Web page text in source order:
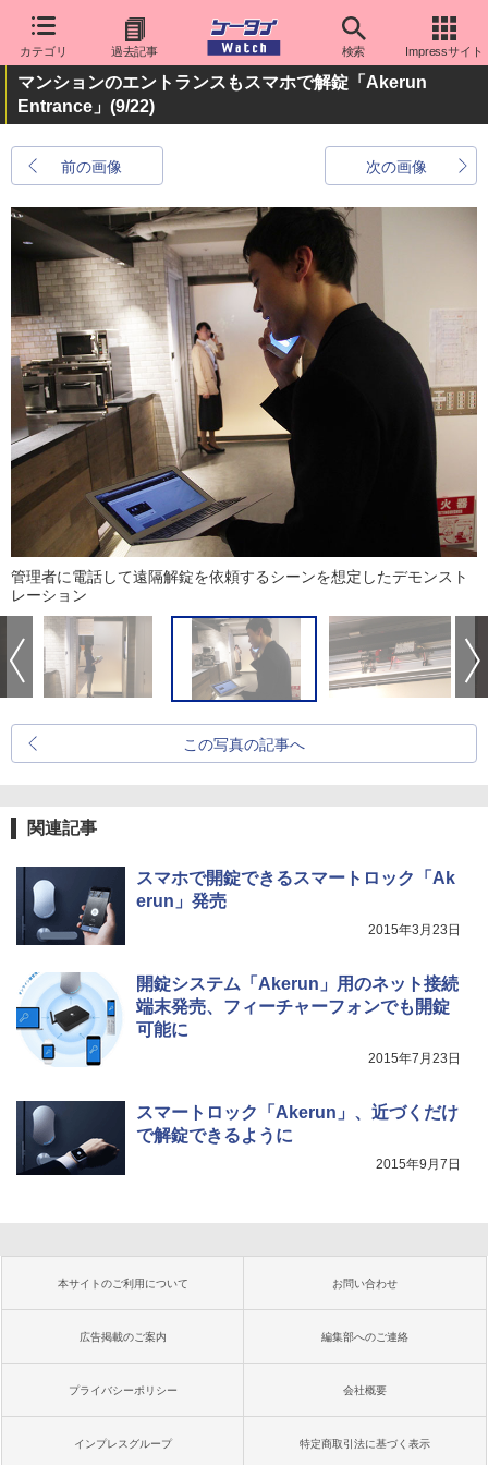
カテゴリ 過去記事 検索 Impressサイト
マンションのエントランスもスマホで解錠「Akerun
Entrance」 (9/22)
前の画像 次の画像
管理者に電話して遠隔解錠を依頼するシーンを想定したデモンスト
レーション
この写真の記事へ
関連記事
スマホで開錠できるスマートロック「Ak
erun」発売
2015年3月23日
開錠システム「Akerun」用のネット接続
端末発売、フィーチャーフォンでも開錠
可能に
2015年7月23日
スマートロック「Akerun」、近づくだけ
で解錠できるように
2015年9月7日
本サイトのご利用について お問い合わせ
広告掲載のご案内 編集部へのご連絡
プライバシーポリシー 会社概要
インプレスグループ 特定商取引法に基づく表示